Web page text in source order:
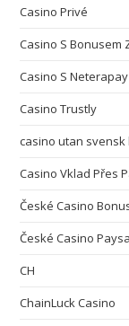
Casino Privé
Casino S Bonusem
Casino S Neterapay
Casino Trustly
casino utan svensk
Casino Vklad Přes
České Casino
České Casino
CH
ChainLuck Casino